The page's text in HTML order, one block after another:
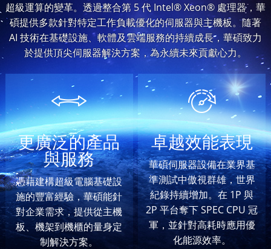
超級運算的變革。透過整合第 5 代 Intel® Xeon® 處理器，華
碩提供多款針對特定工作負載優化的伺服器與主機板。隨著
AI 技術在基礎設施、軟體及雲端服務的持續成長，華碩致力
於提供頂尖伺服器解決方案，為永續未來貢獻心力。
更廣泛的產品
與服務
憑藉建構超級電腦基礎設
施的豐富經驗，華碩能針
對企業需求，提供從主機
板、機架到機櫃的量身定
制解決方案。
卓越效能表現
華碩伺服器設備在業界基
準測試中傲視群雄，世界
紀錄持續增加。在 1P 與
2P 平台奪下 SPEC CPU 冠
軍，並針對高耗時應用優
化能源效率。